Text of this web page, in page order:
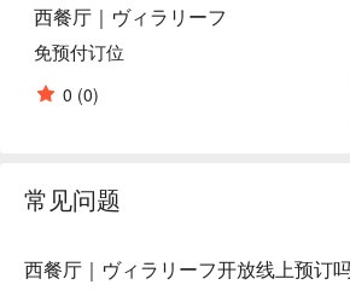
Villa Leaf 不只料理精采，用餐环境也超
赏窗外绿意的沙发座位，慵懒舒适，最
如果你是一个人来，或是想找个地方处
餐桌区，贴心满足你的各种需求。餐厅
旅途中的美好记忆。赶快使用 FunNow
待和打电话的麻烦，为你的日本自由行省
西餐厅｜ヴィラリーフ
免预付订位
0 (0)
常见问题
西餐厅｜ヴィラリーフ开放线上预订